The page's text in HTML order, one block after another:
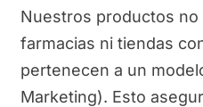
Nuestros productos
farmacias ni tiendas
pertenecen a un
Marketing). Esto